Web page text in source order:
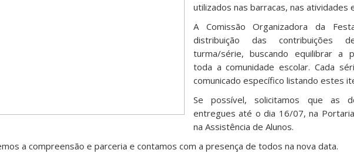
utilizados nas barracas, nas atividades
A Comissão Organizadora da
distribuição das contribuições
turma/série, buscando equilibrar a
toda a comunidade escolar. Cada
comunicado específico listando estes
Se possível, solicitamos que as
entregues até o dia 16/07, na
na Assistência de Alunos.
a compreensão e parceria e contamos com a presença de todos na nova data.